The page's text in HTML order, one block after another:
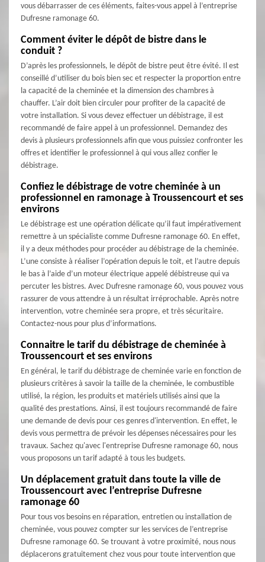
vous débarrasser de ces éléments, faites-vous appel à l’entreprise
Dufresne ramonage 60.
Comment éviter le dépôt de bistre dans le
conduit ?
D’après les professionnels, le dépôt de bistre peut être évité. Il est
conseillé d’utiliser du bois bien sec et respecter la proportion entre
la capacité de la cheminée et la dimension des chambres à
chauffer. L’air doit bien circuler pour profiter de la capacité de
votre installation. Si vous devez effectuer un débistrage, il est
recommandé de faire appel à un professionnel. Demandez des
devis à plusieurs professionnels afin que vous puissiez confronter les
offres et identifier le professionnel à qui vous allez confier le
débistrage.
Confiez le débistrage de votre cheminée à un
professionnel en ramonage à Troussencourt et ses
environs
Le débistrage est une opération délicate qu’il faut impérativement
remettre à un spécialiste comme Dufresne ramonage 60. En effet,
il y a deux méthodes pour procéder au débistrage de la cheminée.
L’une consiste à réaliser l’opération depuis le toit, et l’autre depuis
le bas à l’aide d’un moteur électrique appelé débistreuse qui va
percuter les bistres. Avec Dufresne ramonage 60, vous pouvez vous
rassurer de vous attendre à un résultat irréprochable. Après notre
intervention, votre cheminée sera propre, et très sécuritaire.
Contactez-nous pour plus d’informations.
Connaitre le tarif du débistrage de cheminée à
Troussencourt et ses environs
En général, le tarif du débistrage de cheminée varie en fonction de
plusieurs critères à savoir la taille de la cheminée, le combustible
utilisé, la région, les produits et matériels utilisés ainsi que la
qualité des prestations. Ainsi, il est toujours recommandé de faire
une demande de devis pour ces genres d'intervention. En effet, le
devis vous permettra de prévoir les dépenses nécessaires pour les
travaux. Sachez qu'avec l'entreprise Dufresne ramonage 60, nous
vous proposons un tarif adapté à tous les budgets.
Un déplacement gratuit dans toute la ville de
Troussencourt avec l’entreprise Dufresne
ramonage 60
Pour tous vos besoins en réparation, entretien ou installation de
cheminée, vous pouvez compter sur les services de l’entreprise
Dufresne ramonage 60. Se trouvant à votre proximité, nous nous
déplacerons gratuitement chez vous pour toute intervention que